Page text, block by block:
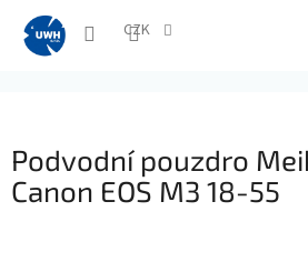
obsah
CZK
Podvodní pouzdro
Canon EOS M3 18-55